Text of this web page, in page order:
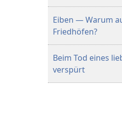
Eiben — Warum
Friedhöfen?
Beim Tod eines
verspürt